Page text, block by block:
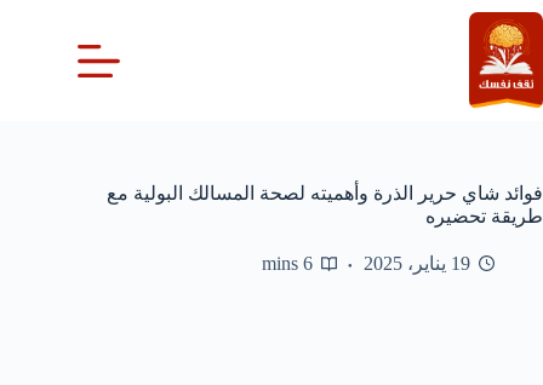
التجاوز
إلى
المحتوى
فوائد شاي حرير الذرة وأهميته لصحة المسالك البولية مع
طريقة تحضيره
19 يناير، 2025 6 mins